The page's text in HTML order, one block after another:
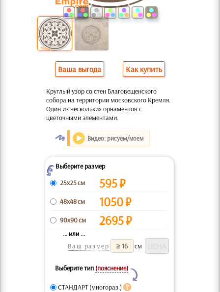
Ваша выгода Как купить
Круглый узор со стен Благовещенского
собора на территории московского Кремля.
Один из нескольких орнаментов с
цветочными элементами.
O Видео: рисуем/моем
ZВыберите размер
25x25 см
595₽
48x48 см 1050₽
90x90 см 2695₽
... или ...
Ваш размер
см
Выберите тип (пояснение)
Y
СТАНДАРТ (многораз.)